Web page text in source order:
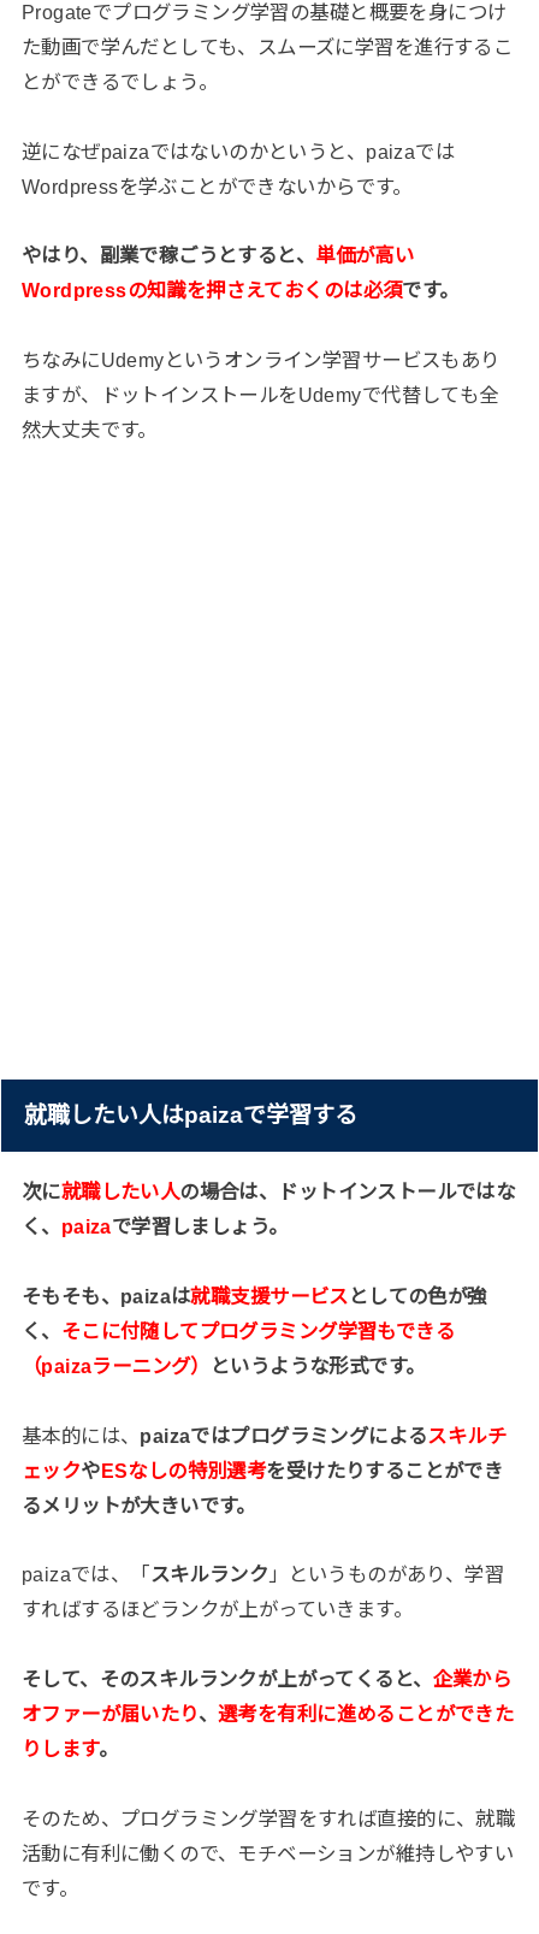
Progateでプログラミング学習の基礎と概要を身につけ
た動画で学んだとしても、スムーズに学習を進行するこ
とができるでしょう。
逆になぜpaizaではないのかというと、paizaでは
Wordpressを学ぶことができないからです。
やはり、副業で稼ごうとすると、 単価が高い
Wordpressの知識を押さえておくのは必須です。
ちなみにUdemyというオンライン学習サービスもあり
ますが、ドットインストールをUdemyで代替しても全
然大丈夫です。
就職したい人はpaizaで学習する
次に就職したい人の場合は、ドットインストールではな
く、 paizaで学習しましょう。
そもそも、paizaは就職支援サービス としての色が強
く、 そこに付随してプログラミング学習もできる
（paizaラーニング）
というような形式です。
基本的には、 paizaではプログラミングによる スキルチ
ェックやESなしの特別選考を受けたりすることができ
るメリットが大きいです。
paizaでは、「 スキルランク 」というものがあり、学習
すればするほどランクが上がっていきます。
そして、そのスキルランクが上がってくると、 企業から
オファーが届いたり、選考を有利に進めることができた
りします。
そのため、プログラミング学習をすれば直接的に、就職
活動に有利に働くので、モチベーションが維持しやすい
です。